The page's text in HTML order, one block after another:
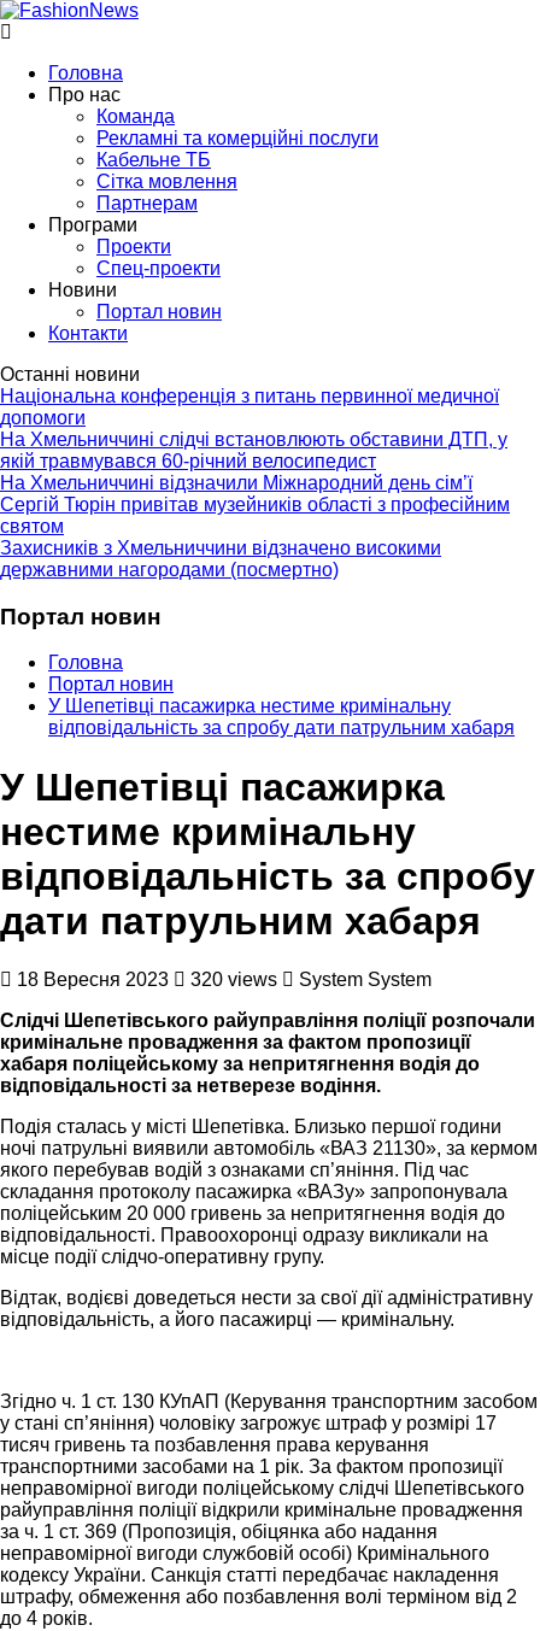
Головна
Про нас
Команда
Рекламні та комерційні послуги
Кабельне ТБ
Сітка мовлення
Партнерам
Програми
Проекти
Спец-проекти
Новини
Портал новин
Контакти
Останні новини
Національна конференція з питань первинної медичної
допомоги
На Хмельниччині слідчі встановлюють обставини ДТП, у
якій травмувався 60-річний велосипедист
На Хмельниччині відзначили Міжнародний день сім’ї
Сергій Тюрін привітав музейників області з професійним
святом
Захисників з Хмельниччини відзначено високими
державними нагородами (посмертно)
Портал новин
Головна
Портал новин
У Шепетівці пасажирка нестиме кримінальну
відповідальність за спробу дати патрульним хабаря
У Шепетівці пасажирка
нестиме кримінальну
відповідальність за спробу
дати патрульним хабаря
18 Вересня 2023 320 views
System System
Слідчі Шепетівського райуправління поліції розпочали
кримінальне провадження за фактом пропозиції
хабаря поліцейському за непритягнення водія до
відповідальності за нетверезе водіння.
Подія сталась у місті Шепетівка. Близько першої години
ночі патрульні виявили автомобіль «ВАЗ 21130», за кермом
якого перебував водій з ознаками сп’яніння. Під час
складання протоколу пасажирка «ВАЗу» запропонувала
поліцейським 20 000 гривень за непритягнення водія до
відповідальності. Правоохоронці одразу викликали на
місце події слідчо-оперативну групу.
Відтак, водієві доведеться нести за свої дії адміністративну
відповідальність, а його пасажирці — кримінальну.
Згідно ч. 1 ст. 130 КУпАП (Керування транспортним засобом
у стані сп’яніння) чоловіку загрожує штраф у розмірі 17
тисяч гривень та позбавлення права керування
транспортними засобами на 1 рік. За фактом пропозиції
неправомірної вигоди поліцейському слідчі Шепетівського
райуправління поліції відкрили кримінальне провадження
за ч. 1 ст. 369 (Пропозиція, обіцянка або надання
неправомірної вигоди службовій особі) Кримінального
кодексу України. Санкція статті передбачає накладення
штрафу, обмеження або позбавлення волі терміном від 2
до 4 років.